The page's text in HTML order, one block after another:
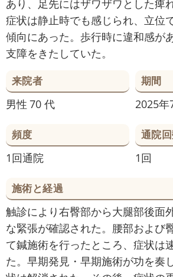
あり、足先にはザワザワとした痺
症状は静止時でも感じられ、立位
傾向にあった。歩行時に違和感が
支障をきたしていた。
来院者
男性 70 代
期間
2025年
頻度
1回通院
通院
1回
施術と経過
触診により右臀部から大腿部後面
な緊張が確認された。腰部および
て鍼施術を行ったところ、症状は
た。早期発見・早期施術が功を奏